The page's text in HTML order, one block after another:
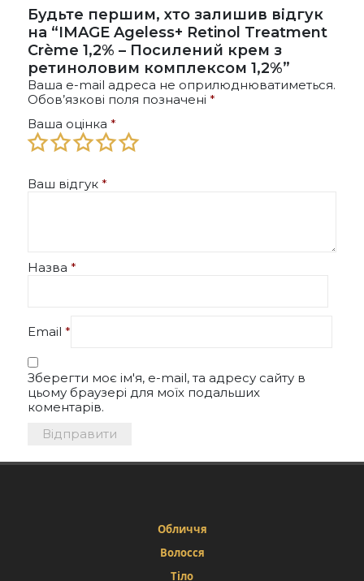
Будьте першим, хто залишив відгук
на “IMAGE Ageless+ Retinol Treatment
Crème 1,2% – Посилений крем з
ретиноловим комплексом 1,2%”
Ваша e-mail адреса не оприлюднюватиметься.
Обов’язкові поля позначені *
Ваша оцінка *
Ваш відгук *
Назва *
Email *
Зберегти моє ім'я, e-mail, та адресу сайту в
цьому браузері для моїх подальших
коментарів.
Обличчя
Волосся
Тіло